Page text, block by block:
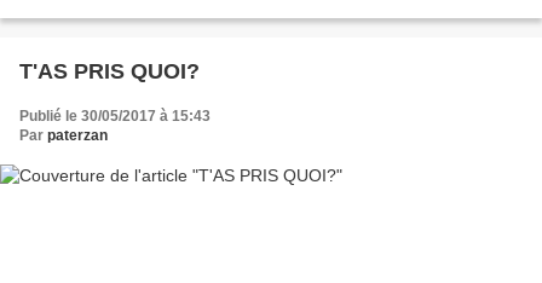
T'AS PRIS QUOI?
Publié le 30/05/2017 à 15:43
Par paterzan